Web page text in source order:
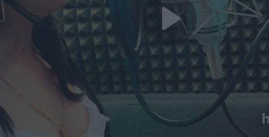
Play
Video